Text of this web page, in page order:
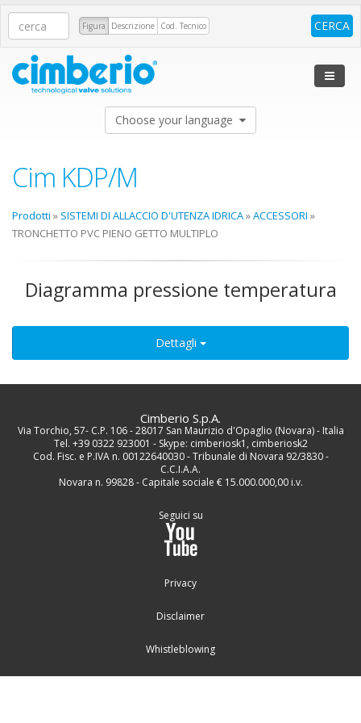
Figura Descrizione Cod. Tecnico
Choose your language
Cim KDP/M
Prodotti » SISTEMI DI ALLACCIO D'UTENZA IDRICA»ACCESSORI »
TRONCHETTO PVC PIENO GETTO MULTIPLO
Diagramma pressione temperatura
Dettagli
Cimberio S.p.A.
Via Torchio, 57- C.P. 106 - 28017 San Maurizio d'Opaglio (Novara) - Italia
Tel. +39 0322 923001 - Skype: cimberiosk1, cimberiosk2
Cod. Fisc. e P.IVA n. 00122640030 - Tribunale di Novara 92/3830 -
C.C.I.A.A.
Novara n. 99828 - Capitale sociale € 15.000.000,00 i.v.
Seguici su
Privacy
Disclaimer
Whistleblowing